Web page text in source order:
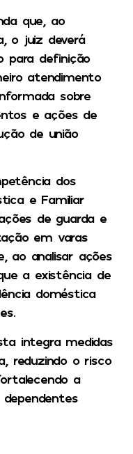
que, ao
o juiz deverá
para definição
atendimento
sobre
e ações de
de união
dos
e Familiar
de guarda e
em varas
ao analisar ações
a existência de
doméstica
integra medidas
reduzindo o risco
a